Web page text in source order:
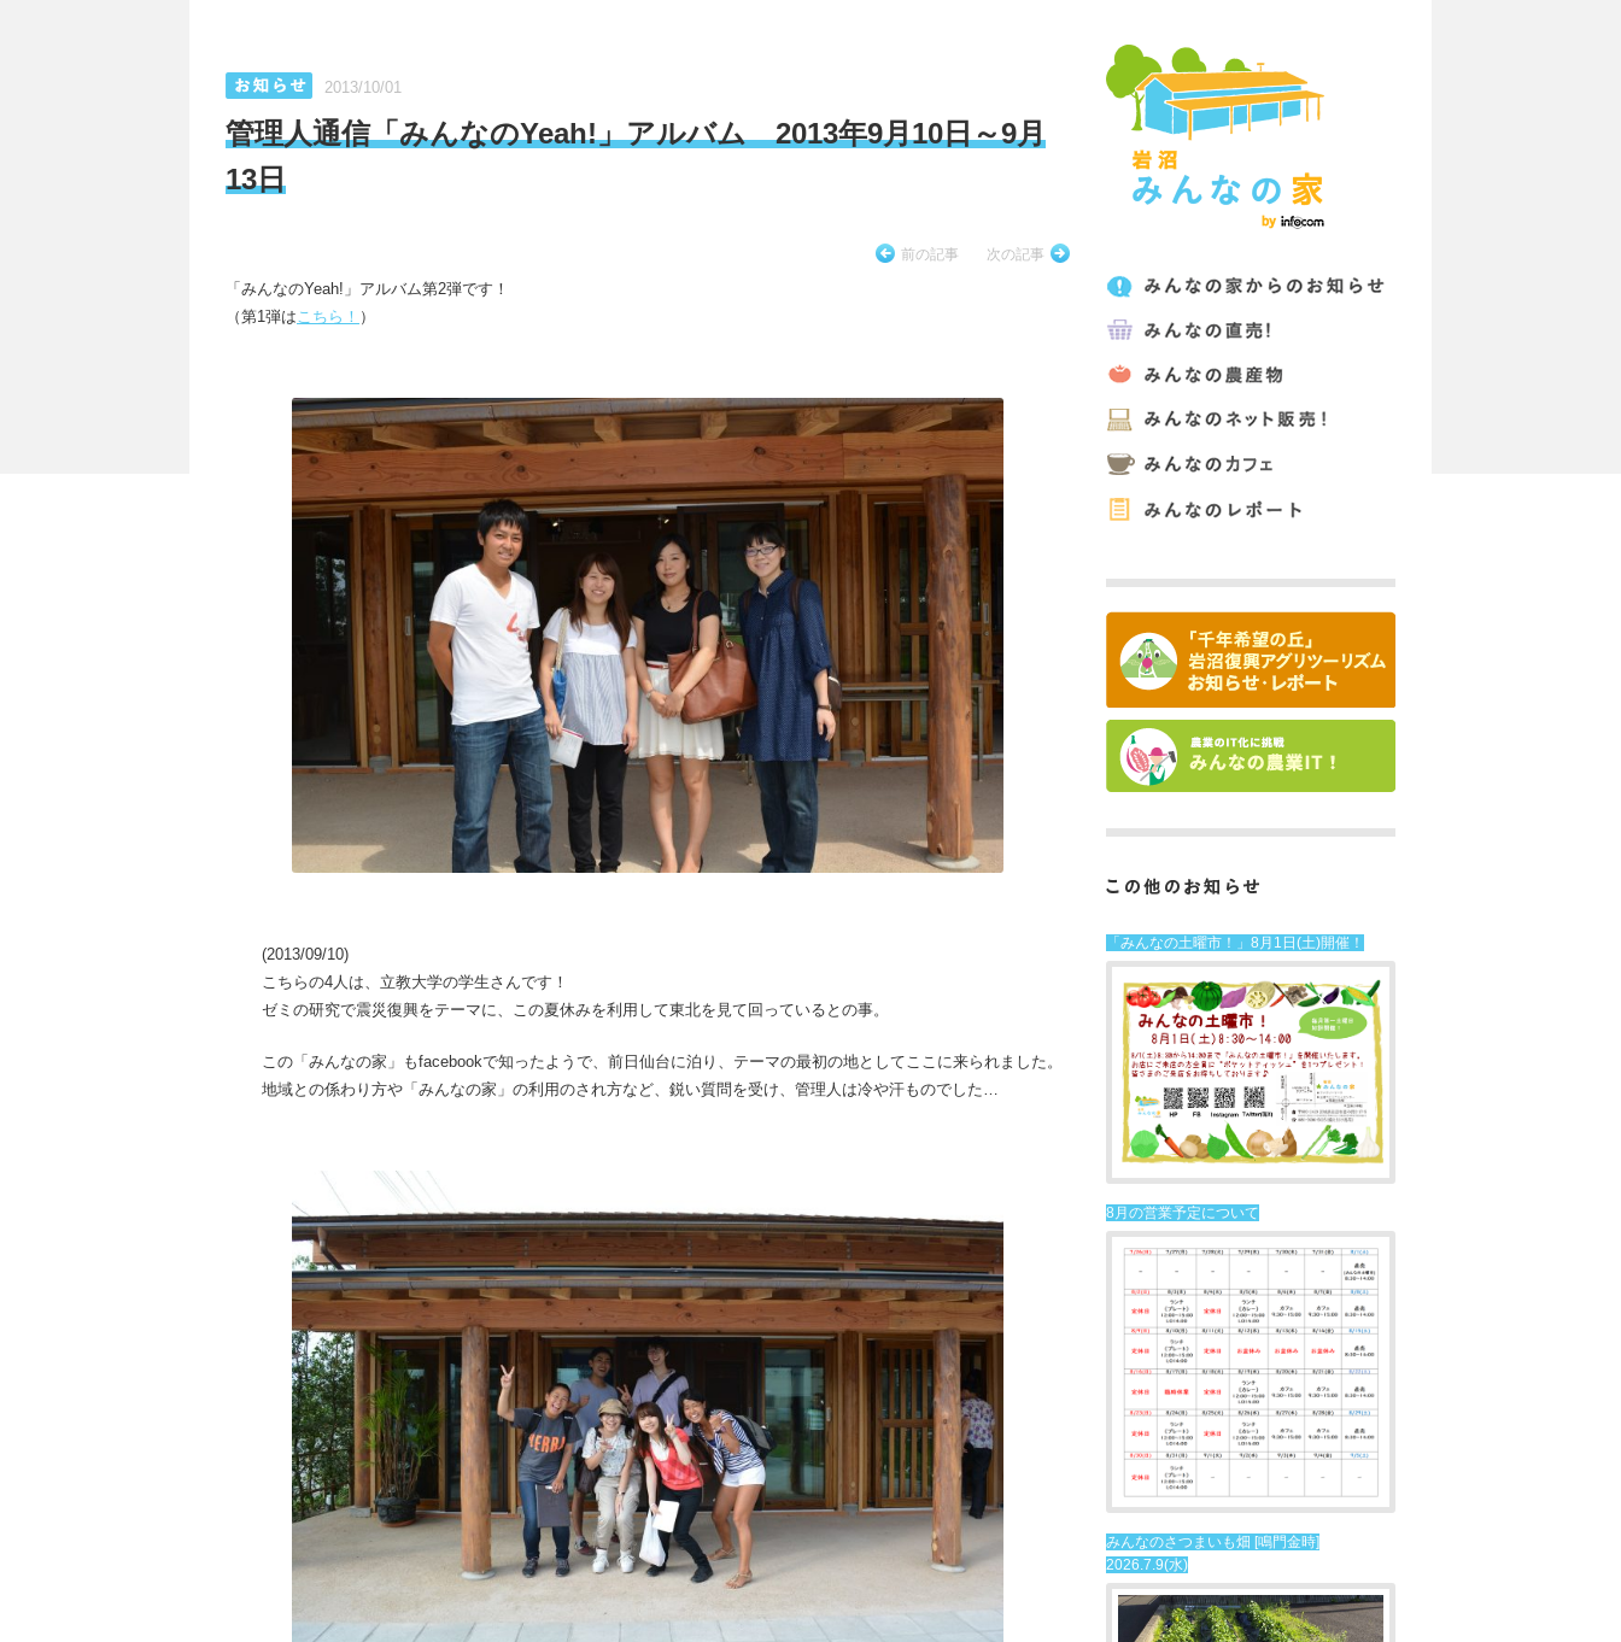
2013/10/01
管理人通信「みんなのYeah!」アルバム 2013年9月10日～9月
13日
前の記事 次の記事
「みんなのYeah!」アルバム第2弾です！
（第1弾はこちら！ ）
(2013/09/10)
こちらの4人は、立教大学の学生さんです！
ゼミの研究で震災復興をテーマに、この夏休みを利用して東北を見て回っているとの事。
この「みんなの家」もfacebookで知ったようで、前日仙台に泊り、テーマの最初の地としてここに来られました。
地域との係わり方や「みんなの家」の利用のされ方など、鋭い質問を受け、管理人は冷や汗ものでした…
「みんなの土曜市！」8月1日(土)開催！
8月の営業予定について
みんなのさつまいも畑 [鳴門金時]
2026.7.9(水)